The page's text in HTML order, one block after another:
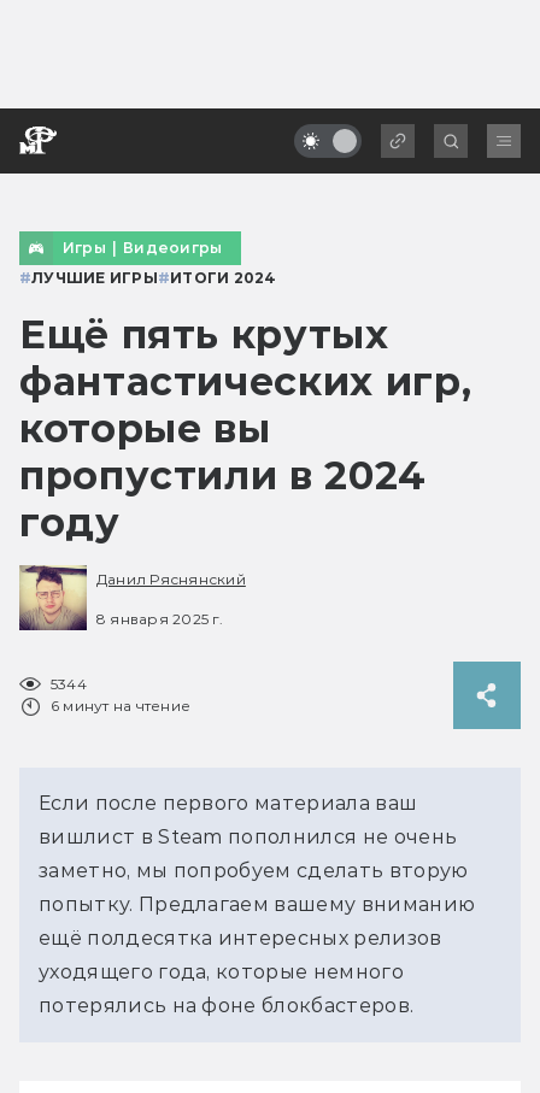
Игры | Видеоигры
#ЛУЧШИЕ ИГРЫ#ИТОГИ 2024
Ещё пять крутых
фантастических игр,
которые вы
пропустили в 2024
году
Данил Ряснянский
8 января 2025 г.
5344
6 минут на чтение
Если после первого материала ваш
вишлист в Steam пополнился не очень
заметно, мы попробуем сделать вторую
попытку. Предлагаем вашему вниманию
ещё полдесятка интересных релизов
уходящего года, которые немного
потерялись на фоне блокбастеров.